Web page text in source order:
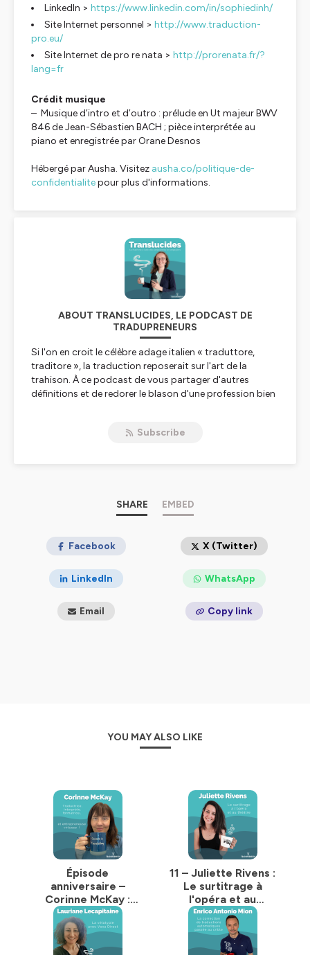
LinkedIn > https://www.linkedin.com/in/sophiedinh/
Site Internet personnel > http://www.traduction-
pro.eu/
Site Internet de pro re nata > http://prorenata.fr/?
lang=fr
Crédit musique
– Musique d’intro et d’outro : prélude en Ut majeur BWV
846 de Jean-Sébastien BACH ; pièce interprétée au
piano et enregistrée par Orane Desnos
Hébergé par Ausha. Visitez ausha.co/politique-de-
confidentialitepour plus d'informations.
ABOUT TRANSLUCIDES, LE PODCAST DE
TRADUPRENEURS
Si l'on en croit le célèbre adage italien « traduttore,
traditore », la traduction reposerait sur l'art de la
trahison. À ce podcast de vous partager d'autres
définitions et de redorer le blason d'une profession bien
Présenté par Orane, cofondatrice de la plateforme
terminologue, interprète et bien d'autres encore) pour
vous aider à percer lesrichesses secrètes du monde
des stratégies, des astuces et des outils pour lancer et
développer votre entreprise de traduction, ou
simplement vous familiariser à ce vaste univers.
Subscribe
SHARE EMBED
Facebook X (Twitter)
LinkedIn WhatsApp
Email Copy link
YOU MAY ALSO LIKE
Épisode
anniversaire –
Corinne McKay :
Traductrice,
interprète,
formatrice… et
entrepreneuse
11 – Juliette Rivens :
Le surtitrage à
l'opéra et au
théâtre